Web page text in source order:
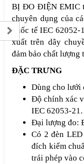
BỊ ĐO ĐIỆN EMIC
chuyên dụng của
quốc tế IEC 62052-
xuất trên dây
đảm bảo chất lượng
ĐẶC TRƯNG
Dùng cho lưới
Độ chính xác
IEC 62053-21.
Đại lượng đo:
Có 2 đèn
đích kiểm
trái phép vào